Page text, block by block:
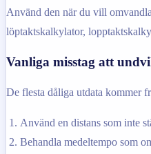
Använd den när du vill
löptaktskalkylator,
Vanliga misstag att
De flesta dåliga utdata kommer
Använd en distans som inte
Behandla medeltempo som